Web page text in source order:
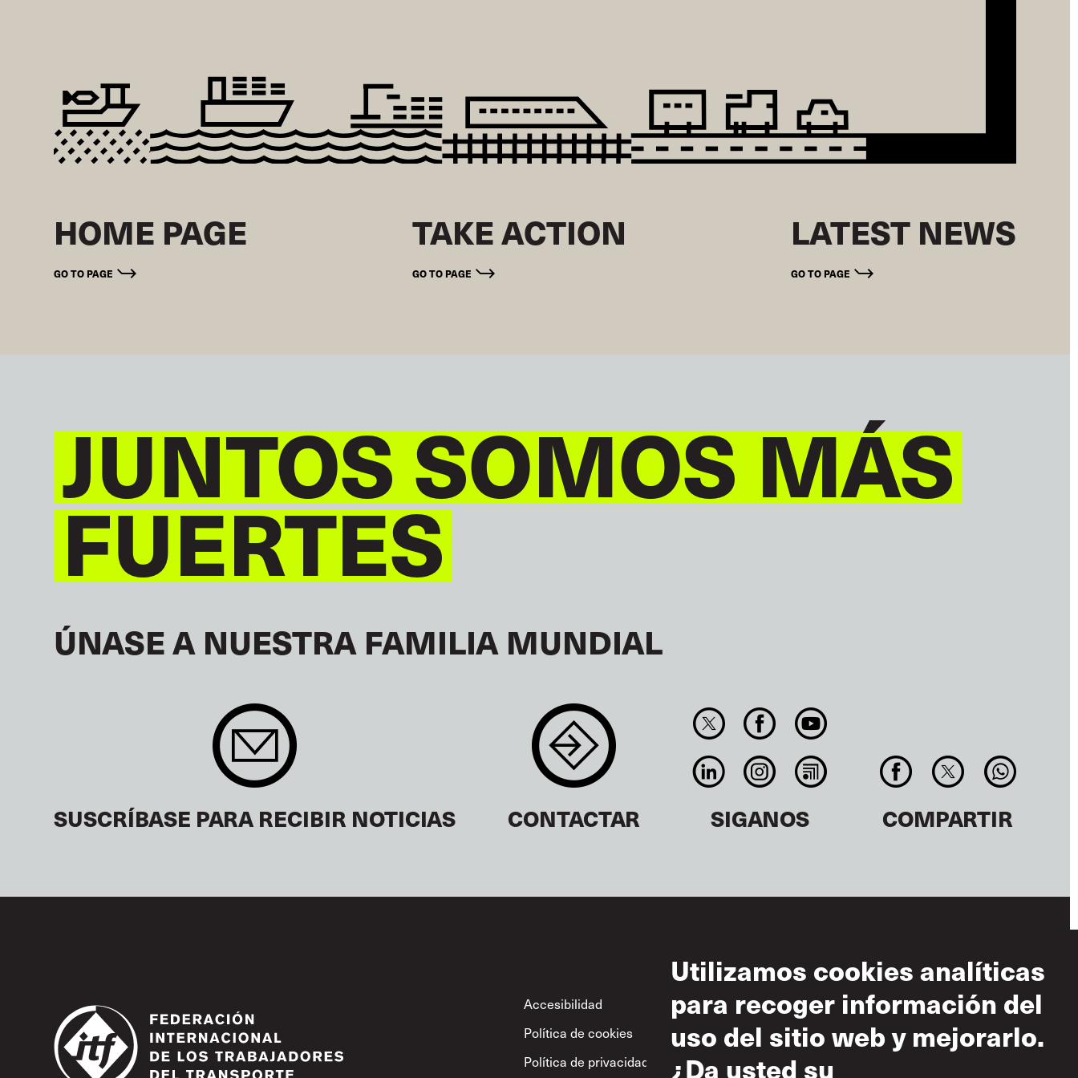
HOME PAGE
GO TO PAGE
TAKE ACTION
GO TO PAGE
LATEST NEWS
GO TO PAGE
JUNTOS SOMOS MÁS
FUERTES
ÚNASE A NUESTRA FAMILIA MUNDIAL
SUSCRÍBASE PARA RECIBIR NOTICIAS CONTACTAR SIGANOS COMPARTIR
Footer
Accesibilidad
Condiciones de uso
Política de cookies
Uso aceptable
Política de privacidad
Política sobre el
Utilizamos cookies analíticas
para recoger información del
uso del sitio web y mejorarlo.
¿Da usted su